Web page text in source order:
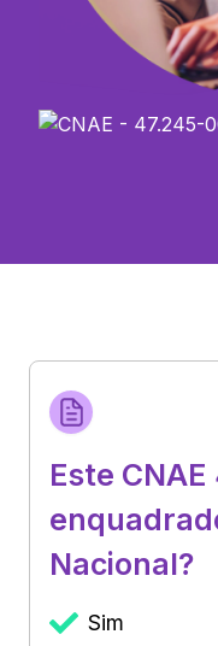
Este
Nacional?
Sim